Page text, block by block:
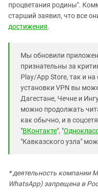
процветания родины".
старший заявил, что все
достижения.
Мы обновили
признательны за
Play/App Store, так и
установки VPN вы
Дагестане, Чечне и
можно продолжать
как обычно, и в
"ВКонтакте", "
"Кавказского узла"
* деятельность компании
WhatsApp) запрещена в